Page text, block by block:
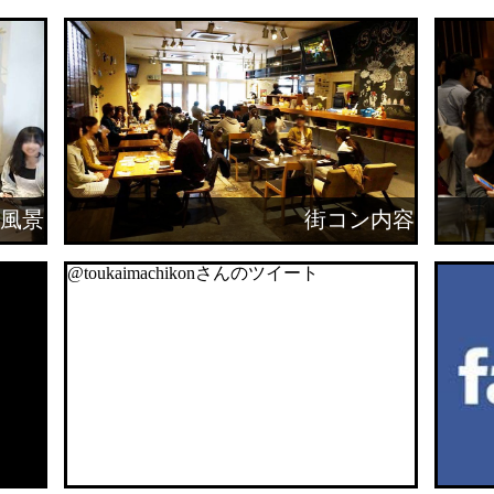
景 街コン内容
@toukaimachikonさんのツイート